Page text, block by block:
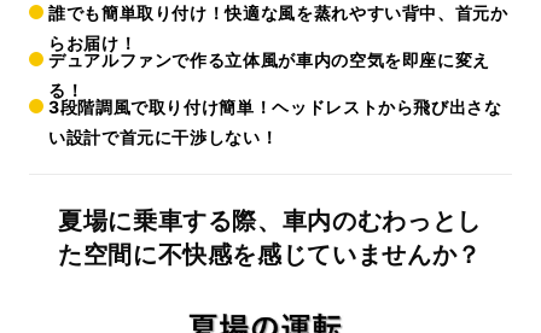
誰でも簡単取り付け！快適な風を蒸れやすい背中、首元か
らお届け！
デュアルファンで作る立体風が車内の空気を即座に変え
る！
3段階調風で取り付け簡単！ヘッドレストから飛び出さな
い設計で首元に干渉しない！
夏場に乗車する際、車内のむわっとし
た空間に不快感を感じていませんか？